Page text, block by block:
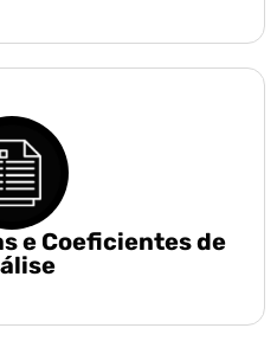
e Coeficientes de